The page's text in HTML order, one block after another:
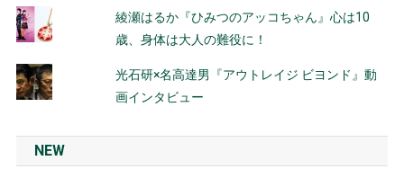
綾瀬はるか『ひみつのアッコちゃん』心は10
歳、身体は大人の難役に！
光石研×名高達男『アウトレイジ ビヨンド』動
画インタビュー
NEW